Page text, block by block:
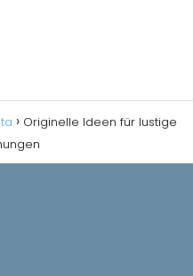
Originelle Ideen für lustige